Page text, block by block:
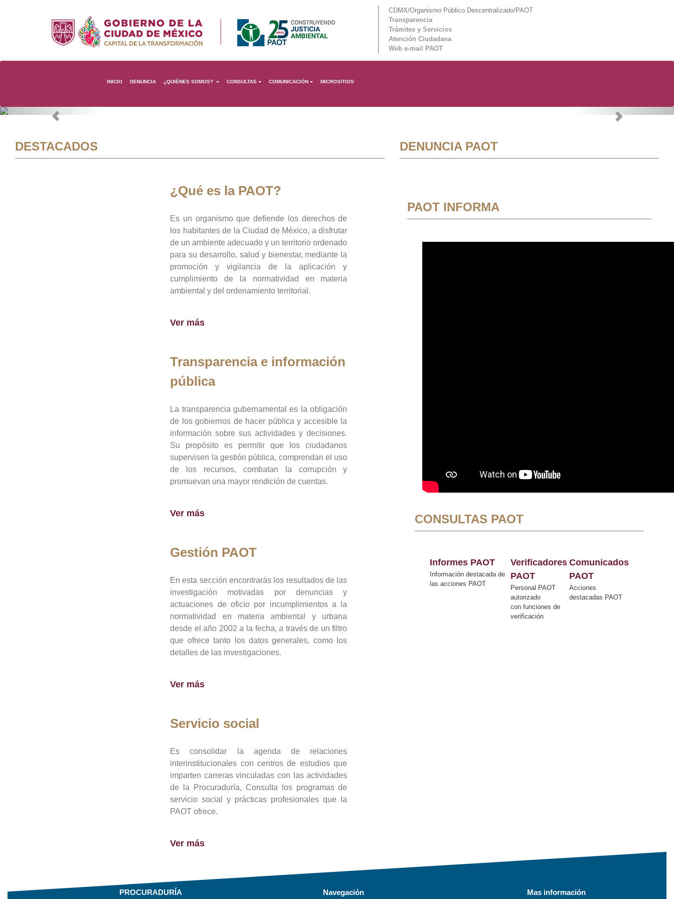
CDMX/Organismo Público Descentralizado/PAOT
Transparencia
Trámites y Servicios
Atención Ciudadana
Web e-mail PAOT
INICIO DENUNCIA ¿QUIÉNES SOMOS? CONSULTAS COMUNICACIÓN MICROSITIOS
Previous Next
DESTACADOS
¿Qué es la PAOT?
Es un organismo que defiende los derechos de
los habitantes de la Ciudad de México, a disfrutar
de un ambiente adecuado y un territorio ordenado
para su desarrollo, salud y bienestar, mediante la
promoción y vigilancia de la aplicación y
cumplimiento de la normatividad en materia
ambiental y del ordenamiento territorial.
Ver más
Transparencia e información
pública
La transparencia gubernamental es la obligación
de los gobiernos de hacer pública y accesible la
información sobre sus actividades y decisiones.
Su propósito es permitir que los ciudadanos
supervisen la gestión pública, comprendan el uso
de los recursos, combatan la corrupción y
promuevan una mayor rendición de cuentas.
Ver más
Gestión PAOT
En esta sección encontrarás los resultados de las
investigación motivadas por denuncias y
actuaciones de oficio por incumplimientos a la
normatividad en materia ambiental y urbana
desde el año 2002 a la fecha, a través de un filtro
que ofrece tanto los datos generales, como los
detalles de las investigaciones.
Ver más
Servicio social
Es consolidar la agenda de relaciones
interinstitucionales con centros de estudios que
imparten carreras vinculadas con las actividades
de la Procuraduría, Consulta los programas de
servicio social y prácticas profesionales que la
PAOT ofrece.
Ver más
DENUNCIA PAOT
PAOT INFORMA
CONSULTAS PAOT
Informes PAOT
Información destacada de
las acciones PAOT
Verificadores
PAOT
Personal PAOT
autorizado
con funciones de
verificación
Comunicados
PAOT
Acciones
destacadas PAOT
PROCURADURÍA Navegación Mas información